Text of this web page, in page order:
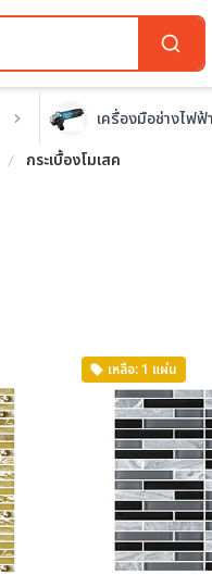
เครื่องมือช่างไฟฟ้า
กระเบื้องโมเสค
เหลือ: 1 แผ่น